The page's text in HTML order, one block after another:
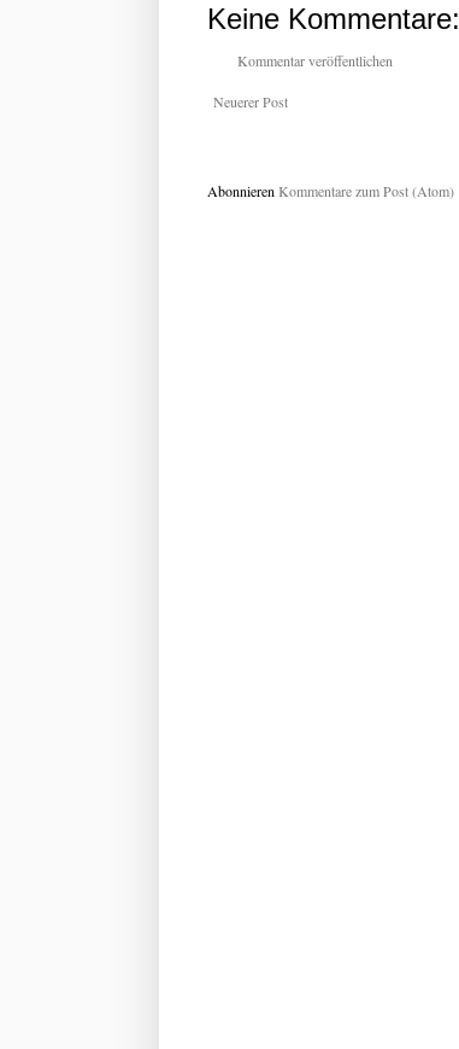
Keine Kommentare:
Kommentar veröffentlichen
Neuerer Post
Abonnieren Kommentare zum Post (Atom)